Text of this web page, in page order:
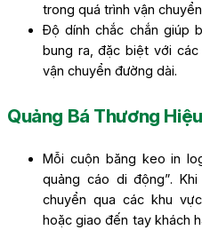
trong quá trình vận
Độ dính chắc chắn giúp
bung ra, đặc biệt với các
vận chuyển đường dài.
Quảng Bá Thương Hiệu
Mỗi cuộn băng keo in
quảng cáo di động”.
chuyển qua các khu
hoặc giao đến tay khách